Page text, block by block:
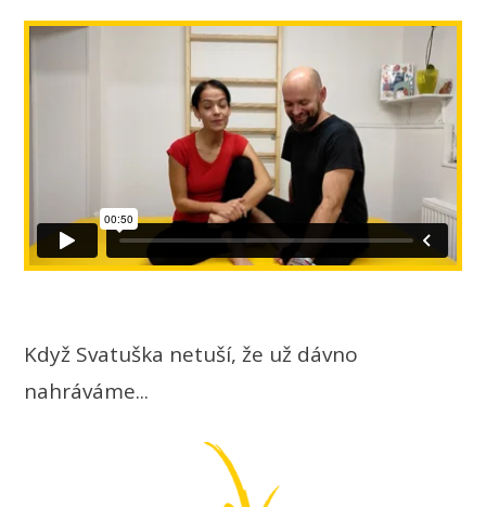
Když Svatuška netuší, že už dávno
nahráváme...